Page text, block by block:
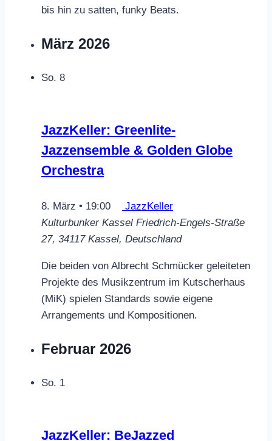
bis hin zu satten, funky Beats.
März 2026
So. 8
JazzKeller: Greenlite-
Jazzensemble & Golden Globe
Orchestra
8. März • 19:00
JazzKeller
Kulturbunker Kassel Friedrich-Engels-Straße
27, 34117 Kassel, Deutschland
Die beiden von Albrecht Schmücker geleiteten
Projekte des Musikzentrum im Kutscherhaus
(MiK) spielen Standards sowie eigene
Arrangements und Kompositionen.
Februar 2026
So. 1
JazzKeller: BeJazzed